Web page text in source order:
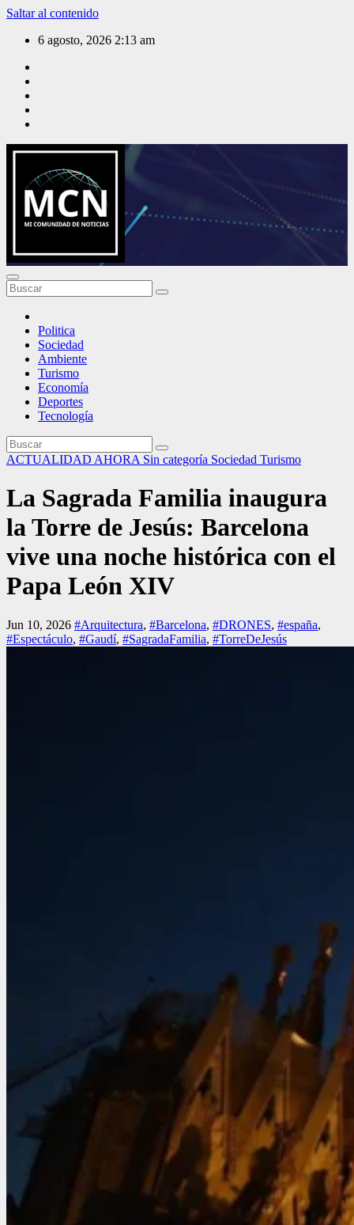
Saltar al contenido
6 agosto, 2026 2:13 am
Mi Comunidad de Noticias
Politica
Sociedad
Ambiente
Turismo
Economía
Deportes
Tecnología
ACTUALIDAD AHORA Sin categoría Sociedad Turismo
La Sagrada Familia inaugura
la Torre de Jesús: Barcelona
vive una noche histórica con el
Papa León XIV
Jun 10, 2026 #Arquitectura, #Barcelona, #DRONES, #españa,
#Espectáculo, #Gaudí, #SagradaFamilia, #TorreDeJesús